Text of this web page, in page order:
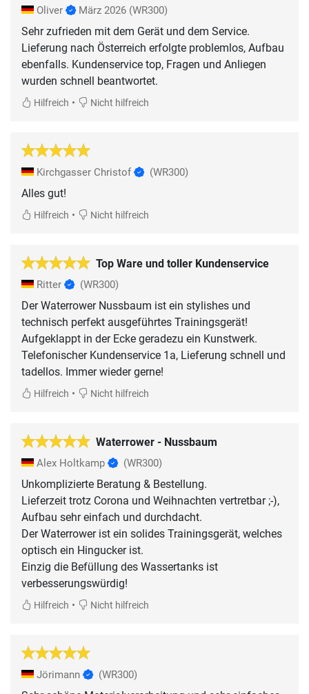
Oliver März 2026 (WR300)
Sehr zufrieden mit dem Gerät und dem Service.
Lieferung nach Österreich erfolgte problemlos, Aufbau
ebenfalls. Kundenservice top, Fragen und Anliegen
wurden schnell beantwortet.
Hilfreich • Nicht hilfreich
Kirchgasser Christof (WR300)
Alles gut!
Hilfreich • Nicht hilfreich
Top Ware und toller Kundenservice
Ritter (WR300)
Der Waterrower Nussbaum ist ein stylishes und
technisch perfekt ausgeführtes Trainingsgerät!
Aufgeklappt in der Ecke geradezu ein Kunstwerk.
Telefonischer Kundenservice 1a, Lieferung schnell und
tadellos. Immer wieder gerne!
Hilfreich • Nicht hilfreich
Waterrower - Nussbaum
Alex Holtkamp (WR300)
Unkomplizierte Beratung & Bestellung.
Lieferzeit trotz Corona und Weihnachten vertretbar ;-),
Aufbau sehr einfach und durchdacht.
Der Waterrower ist ein solides Trainingsgerät, welches
optisch ein Hingucker ist.
Einzig die Befüllung des Wassertanks ist
verbesserungswürdig!
Hilfreich • Nicht hilfreich
Jörimann (WR300)